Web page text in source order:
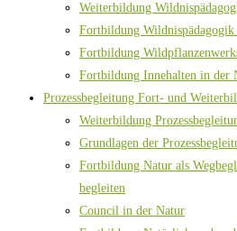
Weiterbildung
Fortbildung
Fortbildung
Fortbildung Innehalten in der
Prozessbegleitung Fort- und
Weiterbildung
Grundlagen der
Fortbildung Natur als
begleiten
Council in der Natur